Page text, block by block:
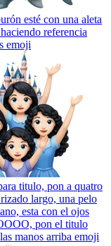
esté con una aleta
referencia
emoji
titulo, pon a quatro
largo, una pelo
esta con el ojos
pon el titulo
manos arriba emoji